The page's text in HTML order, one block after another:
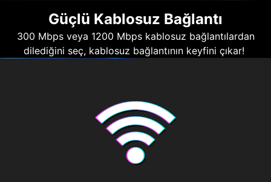
Güçlü Kablosuz Bağlantı
300 Mbps veya 1200 Mbps kablosuz bağlantılardan
dilediğini seç, kablosuz bağlantının keyfini çıkar!